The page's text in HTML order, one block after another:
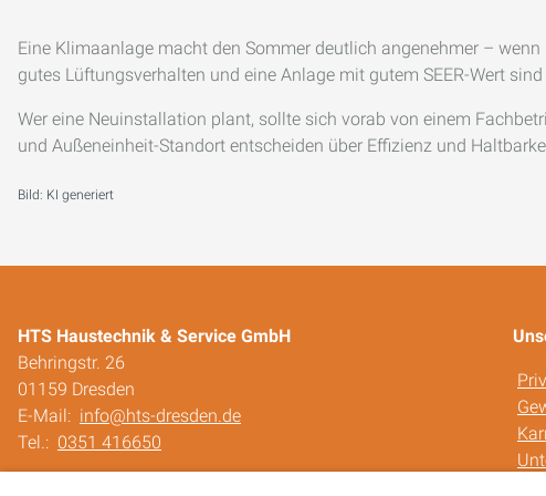
Eine Klimaanlage macht den Sommer deutlich angenehmer –
gutes Lüftungsverhalten und eine Anlage mit gutem SEER-Wert
Wer eine Neuinstallation plant, sollte sich vorab von einem
und Außeneinheit-Standort entscheiden über Effizienz und
Bild: KI generiert
HTS Haustechnik & Service GmbH
Behringstr. 26
01159 Dresden
E-Mail: info@hts-dresden.de
Tel.: 0351 416650